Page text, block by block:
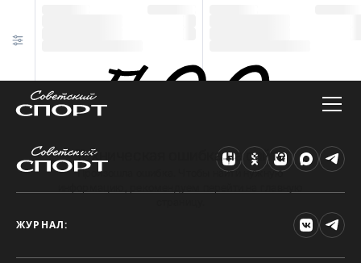
Техническая ошибка на сайте
Произошла ошибка. Чтобы найти нужную
ЖУРНАЛ: